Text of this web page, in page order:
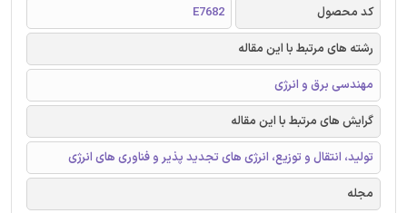
کد محصول
E7682
رشته های مرتبط با این مقاله
مهندسی برق و انرژی
گرایش های مرتبط با این مقاله
تولید، انتقال و توزیع، انرژی های تجدید پذیر و فناوری های انرژی
مجله